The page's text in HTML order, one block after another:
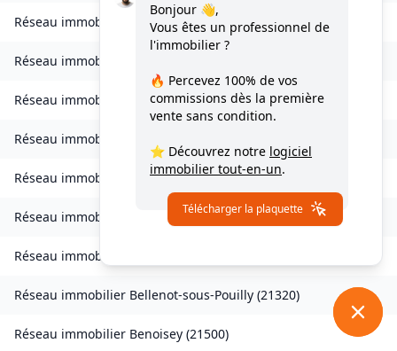
Réseau immobilier Balot(21330)
Réseau immobilier
Réseau immobilier Baulme-la-Roche (21410)
Réseau immobilier
Réseau immobilier Beire-le-Fort(21110)
Réseau immobilier Bellefond(21490)
Réseau immobilier
Réseau immobilier Bellenot-sous-Pouilly (21320)
Réseau immobilier Benoisey (21500)
Bonjour 👋,
Vous êtes un professionnel de
l'immobilier ?
🔥 Percevez 100% de vos
commissions dès la première
vente sans condition.
⭐ Découvrez notre logiciel
immobilier tout-en-un.
Télécharger la plaquette